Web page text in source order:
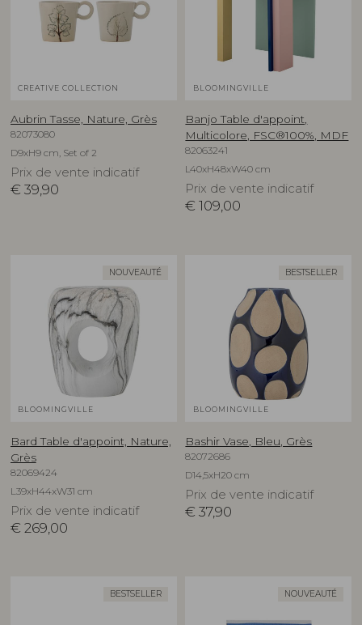
CREATIVE COLLECTION
Aubrin Tasse, Nature, Grès
82073080
D9xH9 cm, Set of 2
Prix de vente indicatif
€ 39,90
BLOOMINGVILLE
Banjo Table d'appoint,
Multicolore, FSC®100%, MDF
82063241
L40xH48xW40 cm
Prix de vente indicatif
€ 109,00
NOUVEAUTÉ
BLOOMINGVILLE
Bard Table d'appoint, Nature,
Grès
82069424
L39xH44xW31 cm
Prix de vente indicatif
€ 269,00
BESTSELLER
BLOOMINGVILLE
Bashir Vase, Bleu, Grès
82072686
D14,5xH20 cm
Prix de vente indicatif
€ 37,90
BESTSELLER NOUVEAUTÉ